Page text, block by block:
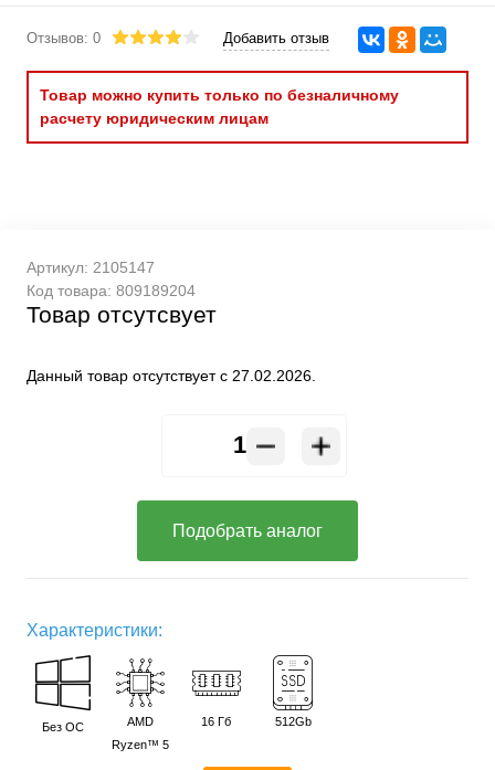
Отзывов: 0 Добавить отзыв
Товар можно купить только по безналичному
расчету юридическим лицам
Артикул: 2105147
Код товара: 809189204
Товар отсутсвует
Данный товар отсутствует с 27.02.2026.
Подобрать аналог
Характеристики:
Без ОС
AMD
Ryzen™ 5
16 Гб 512Gb